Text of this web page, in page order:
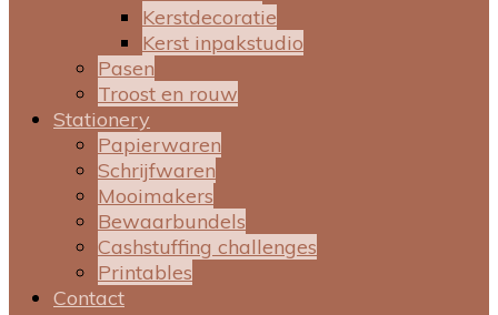
Kerstdecoratie
Kerst inpakstudio
Pasen
Troost en rouw
Stationery
Papierwaren
Schrijfwaren
Mooimakers
Bewaarbundels
Cashstuffing challenges
Printables
Contact